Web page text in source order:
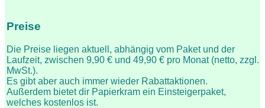
Preise
Die Preise liegen aktuell, abhängig vom Paket und der
Laufzeit, zwischen 9,90 € und 49,90 € pro Monat (netto, zzgl.
MwSt.).
Es gibt aber auch immer wieder Rabattaktionen.
Außerdem bietet dir Papierkram ein Einsteigerpaket,
welches kostenlos ist.